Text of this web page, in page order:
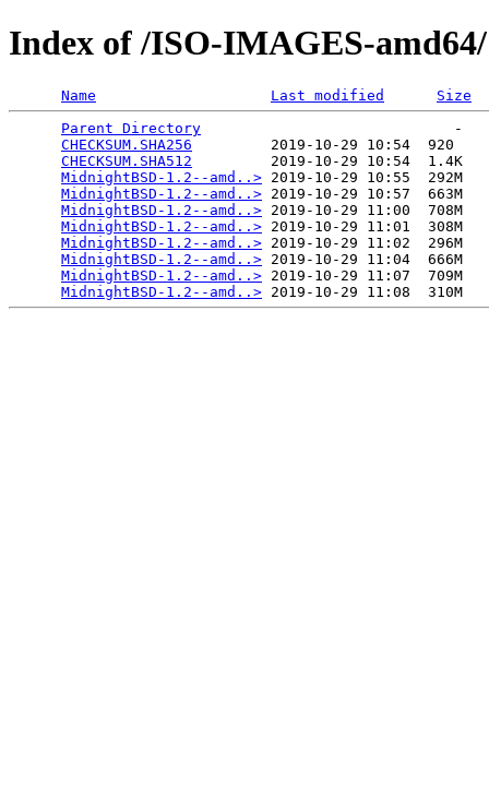
Index of /ISO-IMAGES-
Name Last modified
Size
Parent Directory
                             -
CHECKSUM.SHA256
         2019-10-29 10:54  920
CHECKSUM.SHA512
         2019-10-29 10:54  1.4K
MidnightBSD-1.2--amd..> 2019-10-29 10:55  292M
MidnightBSD-1.2--amd..> 2019-10-29 10:57  663M
MidnightBSD-1.2--amd..> 2019-10-29 11:00  708M
MidnightBSD-1.2--amd..> 2019-10-29 11:01  308M
MidnightBSD-1.2--amd..> 2019-10-29 11:02  296M
MidnightBSD-1.2--amd..> 2019-10-29 11:04  666M
MidnightBSD-1.2--amd..> 2019-10-29 11:07  709M
MidnightBSD-1.2--amd..>